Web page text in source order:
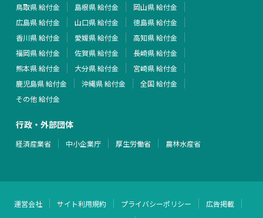
鳥取県 給付金
島根県 給付金
岡山県 給付金
広島県 給付金
山口県 給付金
徳島県 給付金
香川県 給付金
愛媛県 給付金
高知県 給付金
福岡県 給付金
佐賀県 給付金
長崎県 給付金
熊本県 給付金
大分県 給付金
宮崎県 給付金
鹿児島県 給付金
沖縄県 給付金
全国 給付金
その他 給付金
行政・外部団体
経済産業省 中小企業庁 厚生労働省 農林水産省
運営会社 サイト利用規約 プライバシーポリシー
広告掲載